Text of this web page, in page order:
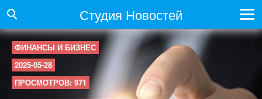
Студия Новостей
ФИНАНСЫ И БИЗНЕС
2025-05-28
ПРОСМОТРОВ: 971